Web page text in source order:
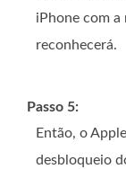
iPhone com a
reconhecerá.
Passo 5:
Então, o
desbloqueio